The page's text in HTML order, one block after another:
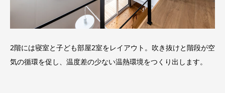
2階には寝室と子ども部屋2室をレイアウト。吹き抜けと階段が空
気の循環を促し、温度差の少ない温熱環境をつくり出します。